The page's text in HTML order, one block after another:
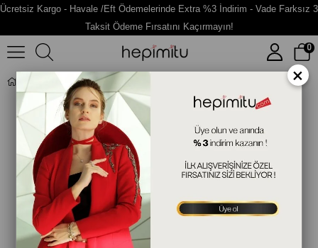
Ücretsiz Kargo - Havale /Eft Ödemelerinde Extra %3 İndirim - Vade Farksız 3
Taksit Ödeme Fırsatını Kaçırmayın!
0
Kırmızı Mineli Gümüş Bileklik ×